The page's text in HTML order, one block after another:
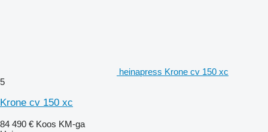
heinapress Krone cv 150 xc
5
Krone cv 150 xc
84 490 € Koos KM-ga